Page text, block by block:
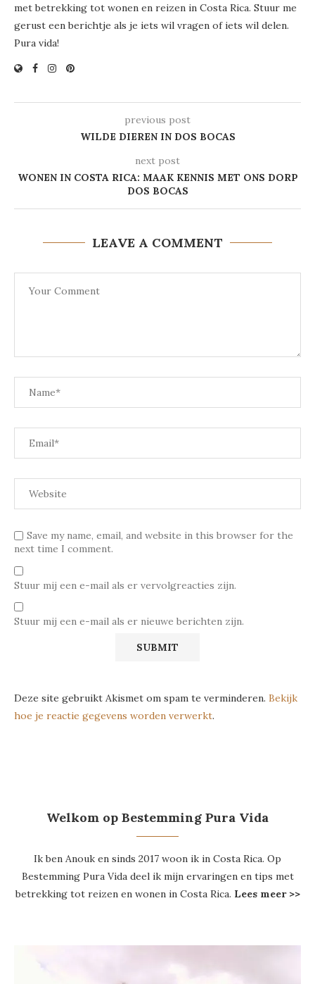
met betrekking tot wonen en reizen in Costa Rica. Stuur me
gerust een berichtje als je iets wil vragen of iets wil delen.
Pura vida!
previous post
WILDE DIEREN IN DOS BOCAS
next post
WONEN IN COSTA RICA: MAAK KENNIS MET ONS DORP
DOS BOCAS
LEAVE A COMMENT
Save my name, email, and website in this browser for the
next time I comment.
Stuur mij een e-mail als er vervolgreacties zijn.
Stuur mij een e-mail als er nieuwe berichten zijn.
Deze site gebruikt Akismet om spam te verminderen. Bekijk
hoe je reactie gegevens worden verwerkt.
Welkom op Bestemming Pura Vida
Ik ben Anouk en sinds 2017 woon ik in Costa Rica. Op
Bestemming Pura Vida deel ik mijn ervaringen en tips met
betrekking tot reizen en wonen in Costa Rica. Lees meer >>